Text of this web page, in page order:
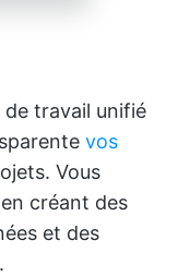
travail unifié
vos
Vous
créant des
et des